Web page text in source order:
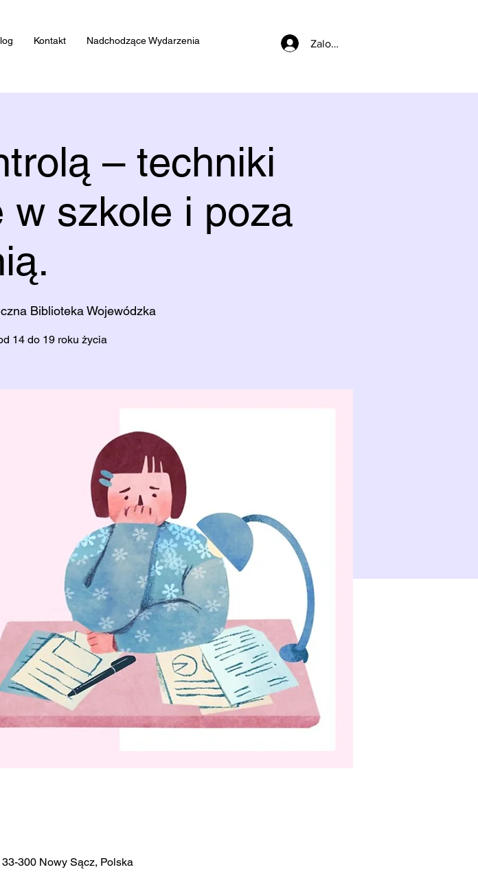
Kontakt Nadchodzące Wydarzenia Zaloguj się
– techniki
w szkole i poza
Biblioteka Wojewódzka
14 do 19 roku życia
300 Nowy Sącz, Polska